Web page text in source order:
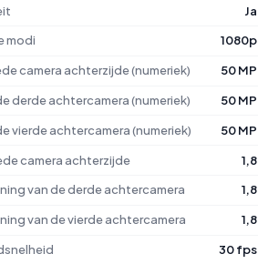
Ja
modi 1080p
camera achterzijde (numeriek) 50 MP
derde achtercamera (numeriek) 50 MP
vierde achtercamera (numeriek) 50 MP
camera achterzijde 1,8
van de derde achtercamera 1,8
van de vierde achtercamera 1,8
30 fps